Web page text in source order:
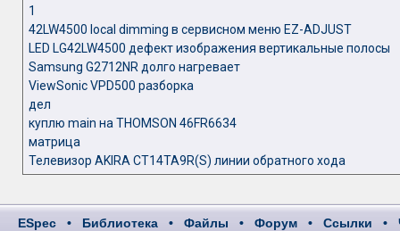
1
42LW4500 local dimming в сервисном меню EZ-ADJUST
LED LG42LW4500 дефект изображения вертикальные полосы
Samsung G2712NR долго нагревает
ViewSonic VPD500 разборка
дел
куплю main на THOMSON 46FR6634
матрица
Телевизор AKIRA CT14TA9R(S) линии обратного хода
ESpec • Библиотека • Файлы • Форум • Ссылки •